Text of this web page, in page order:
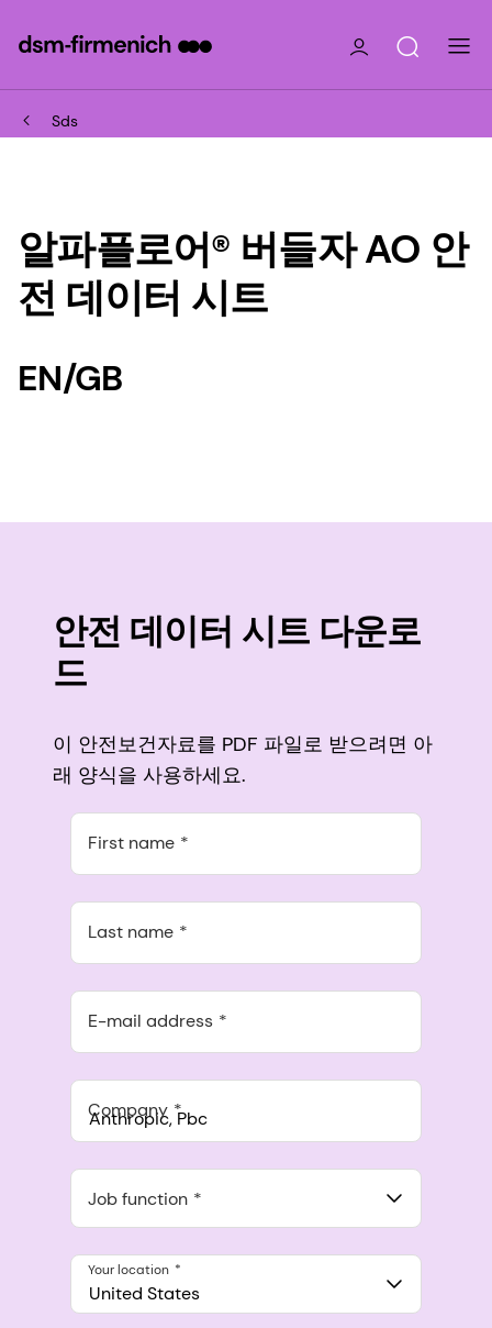
Sds
알파플로어® 버들자 AO 안
전 데이터 시트
EN/GB
안전 데이터 시트 다운로
드
이 안전보건자료를 PDF 파일로 받으려면 아
래 양식을 사용하세요.
First name
Last name
E-mail address
Company
548 Market St Pmb 90375, San Francisco, California, US
Job function
United States
Your location